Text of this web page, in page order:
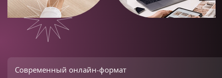
Современный онлайн-формат